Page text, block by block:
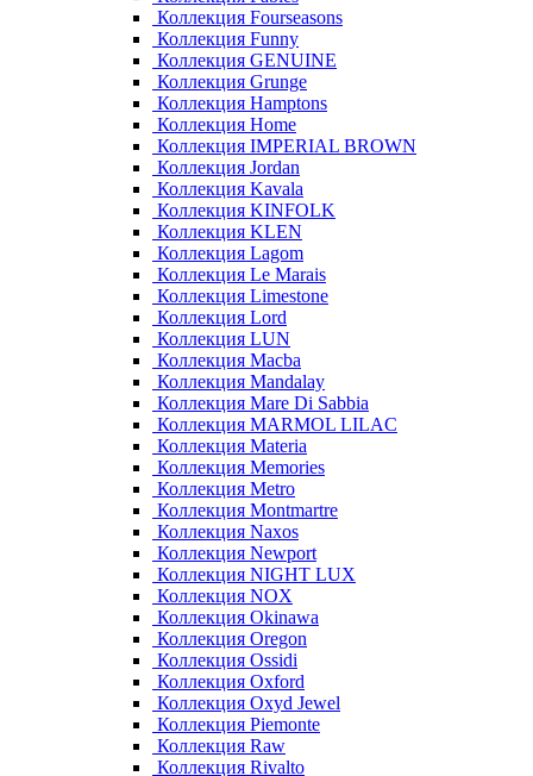
Коллекция Fourseasons
Коллекция Funny
Коллекция GENUINE
Коллекция Grunge
Коллекция Hamptons
Коллекция Home
Коллекция IMPERIAL BROWN
Коллекция Jordan
Коллекция Kavala
Коллекция KINFOLK
Коллекция KLEN
Коллекция Lagom
Коллекция Le Marais
Коллекция Limestone
Коллекция Lord
Коллекция LUN
Коллекция Macba
Коллекция Mandalay
Коллекция Mare Di Sabbia
Коллекция MARMOL LILAC
Коллекция Materia
Коллекция Memories
Коллекция Metro
Коллекция Montmartre
Коллекция Naxos
Коллекция Newport
Коллекция NIGHT LUX
Коллекция NOX
Коллекция Okinawa
Коллекция Oregon
Коллекция Ossidi
Коллекция Oxford
Коллекция Oxyd Jewel
Коллекция Piemonte
Коллекция Raw
Коллекция Rivalto